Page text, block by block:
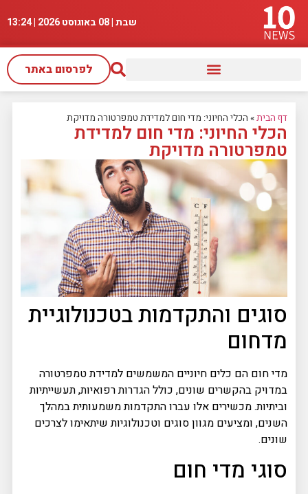
שבת | 08 באוגוסט 2026 | 13:24
לפרסום באתר
דף הבית» הכלי החיוני: מדי חום למדידת טמפרטורה מדויקת
הכלי החיוני: מדי חום למדידת
טמפרטורה מדויקת
סוגים והתקדמות בטכנולוגיית
מדחום
מדי חום הם כלים חיוניים המשמשים למדידת טמפרטורה
במדויק בהקשרים שונים, כולל הגדרות רפואיות, תעשייתיות
וביתיות. מכשירים אלו עברו התקדמות משמעותית במהלך
השנים, ומציעים מגוון סוגים וטכנולוגיות שיתאימו לצרכים
שונים.
סוגי מדי חום